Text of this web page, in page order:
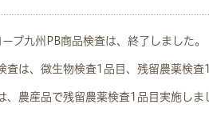
プ九州PB商品検査は、終了しました。
査は、微生物検査1品目、残留農薬検査
、農産品で残留農薬検査1品目実施しま